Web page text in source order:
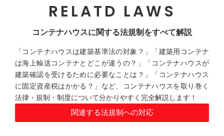
RELATD LAWS
コンテナハウスに関する法規制をすべて解説
「コンテナハウスは建築基準法の対象？」「建築用コンテナ
は海上輸送コンテナとどこが違うの？」「コンテナハウスが
建築確認を受けるために必要なことは？」「コンテナハウス
に固定資産税はかかる？」など、コンテナハウスを取り巻く
法律・規制・制度について分かりやすく完全解説します！
関連する法規制への対応